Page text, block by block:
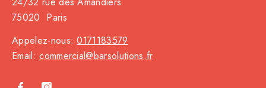
75020 Paris
Appelez-nous:0171183579
Email:commercial@barsolutions.fr